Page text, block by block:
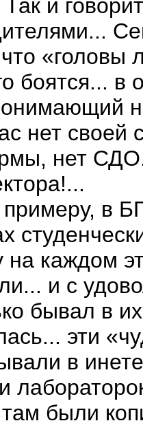
и
«головы
боятся... в
нет своей
нет
примеру, в
на каждом
и с
бывал в
эти
в
там были